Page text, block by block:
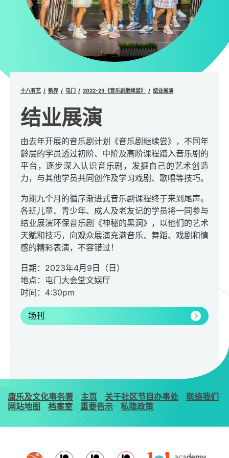
十八有艺 新界 屯门 2022-23《音乐剧继续尝》 结业展演
结业展演
由去年开展的音乐剧计划《音乐剧继续尝》，不同年
龄层的学员透过初阶、中阶及高阶课程踏入音乐剧的
平台，逐步深入认识音乐剧，发掘自己的艺术创造
力，与其他学员共同创作及学习戏剧、歌唱等技巧。
为期九个月的循序渐进式音乐剧课程终于来到尾声。
各班儿童、青少年、成人及老友记的学员将一同参与
结业展演环保音乐剧《神秘的黑洞》，以他们的艺术
天赋和技巧，向观众展演充满音乐、舞蹈、戏剧和情
感的精彩表演，不容错过！
日期：2023年4月9日（日）
地点：屯门大会堂文娱厅
时间：4:30pm
场刊
康乐及文化事务署 主页 关于社区节目办事处
联络我们
网站地图
档案室 重要告示 私隐政策